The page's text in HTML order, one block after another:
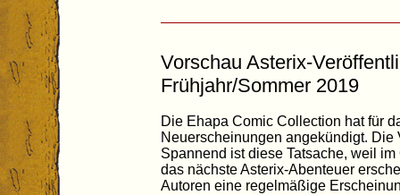
Vorschau Asterix-
Frühjahr/Sommer 2019
Die Ehapa Comic Collection hat für
Neuerscheinungen angekündigt.
Spannend ist diese Tatsache, weil
das nächste Asterix-Abenteuer
Autoren eine regelmäßige